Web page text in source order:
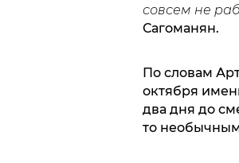
совсем не
Сагоманян.
По словам
октября
два дня до
то